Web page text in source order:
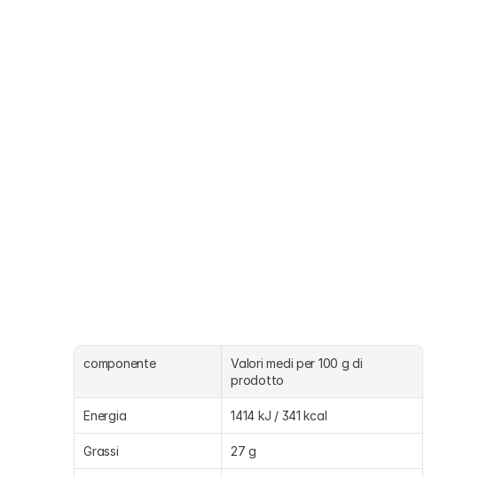
componente
Valori medi per 100 g di
prodotto
Energia 1414 kJ / 341 kcal
Grassi 27 g